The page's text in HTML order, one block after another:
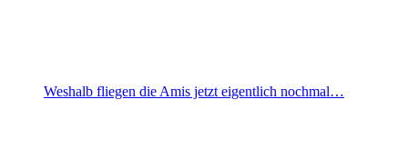
Weshalb fliegen die Amis jetzt eigentlich nochmal…